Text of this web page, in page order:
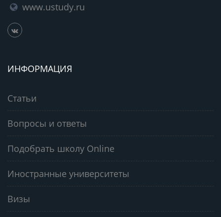
www.ustudy.ru
ИНФОРМАЦИЯ
Статьи
Вопросы и ответы
Подобрать школу Online
Иностранные университеты
Визы